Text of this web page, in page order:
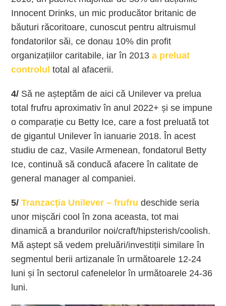
Innocent Drinks, un mic producător britanic de
băuturi răcoritoare, cunoscut pentru altruismul
fondatorilor săi, ce donau 10% din profit
organizațiilor caritabile, iar în 2013a preluat
controlul total al afacerii.
4/ Să ne așteptăm de aici că Unilever va prelua
total frufru aproximativ în anul 2022+ și se impune
o comparație cu Betty Ice, care a fost preluată tot
de gigantul Unilever în ianuarie 2018. În acest
studiu de caz, Vasile Armenean, fondatorul Betty
Ice, continuă să conducă afacere în calitate de
general manager al companiei.
5/ Tranzacția Unilever – frufru deschide seria
unor mișcări cool în zona aceasta, tot mai
dinamică a brandurilor noi/craft/hipsterish/coolish.
Mă aștept să vedem preluări/investiții similare în
segmentul berii artizanale în următoarele 12-24
luni și în sectorul cafenelelor în următoarele 24-36
luni.